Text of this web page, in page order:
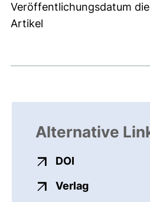
Veröffentlichungsdatum
Artikel
Alternative
DOI
Verlagexterner